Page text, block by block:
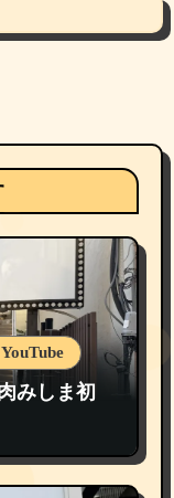
YouTube
みしま初